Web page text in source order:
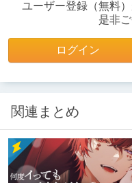
ユーザー登録（無料
是非
ログイン
関連まとめ